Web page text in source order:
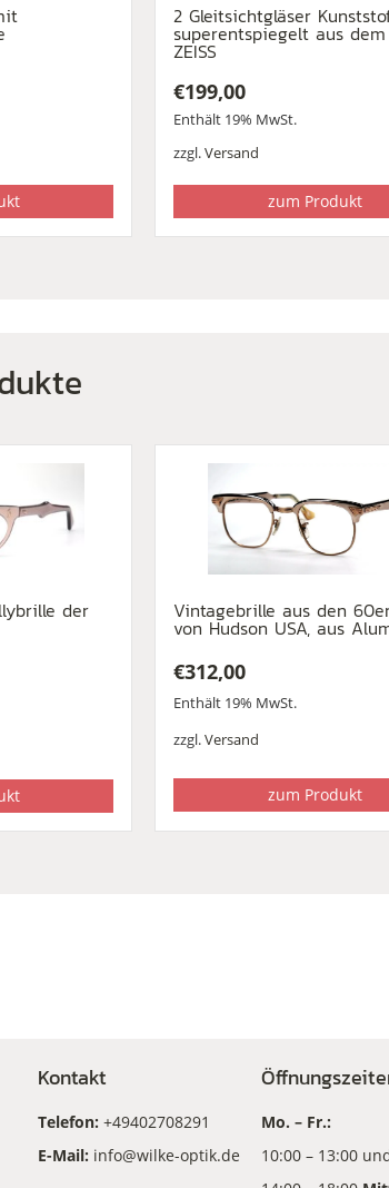
2 Gleitsichtgläser
superentspiegelt aus dem
ZEISS
€199,00
Enthält 19% MwSt.
zzgl.Versand
zum Produkt
der Vintagebrille aus den
von Hudson USA, aus
€312,00
Enthält 19% MwSt.
zzgl.Versand
zum Produkt
Kontakt
Telefon: +49402708291
E-Mail: info@wilke-optik.de
Mo. – Fr.:
10:00 – 13:00